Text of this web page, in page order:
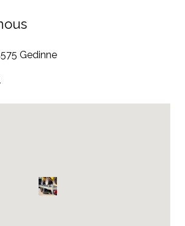
Gedinne